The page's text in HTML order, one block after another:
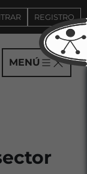
REGISTRO
MENÚ